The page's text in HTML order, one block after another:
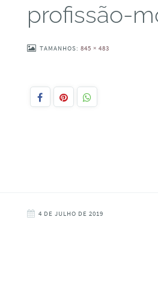
profissão-
TAMANHOS: 845 × 483
4 DE JULHO DE 2019